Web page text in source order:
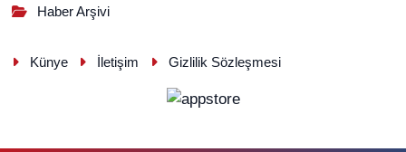
Haber Arşivi
Künye İletişim Gizlilik Sözleşmesi